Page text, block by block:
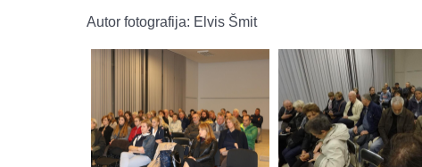
Autor fotografija: Elvis Šmit